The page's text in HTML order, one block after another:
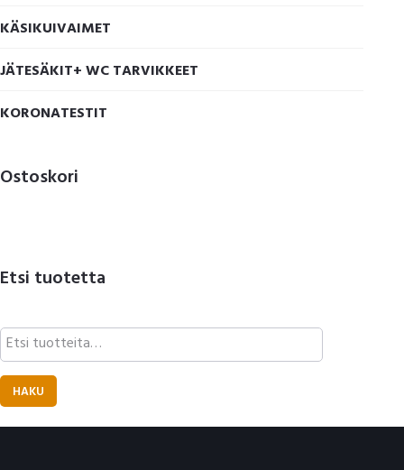
KÄSIKUIVAIMET
JÄTESÄKIT+ WC TARVIKKEET
KORONATESTIT
Ostoskori
Etsi tuotetta
Etsi:
HAKU